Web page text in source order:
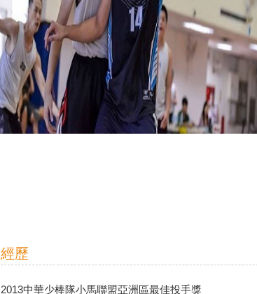
經歷
2013中華少棒隊小馬聯盟亞洲區最佳投手獎